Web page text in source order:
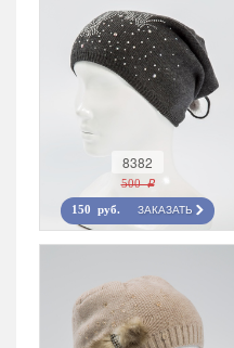
8382
500 r
150 руб. ЗАКАЗАТЬ